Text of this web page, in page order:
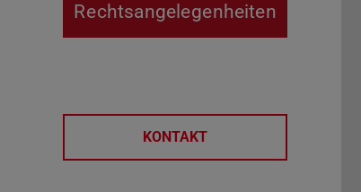
Rechtsangelegenheiten
KONTAKT